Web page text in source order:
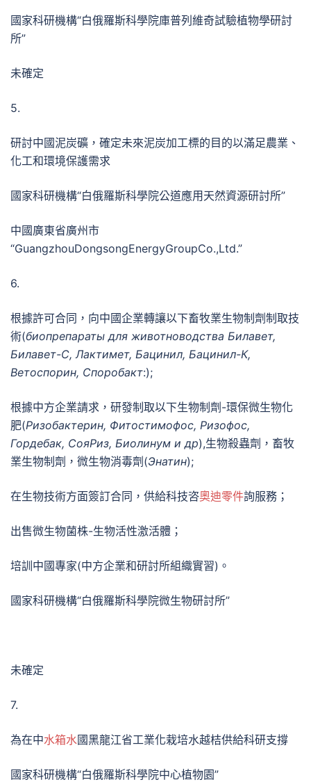
國家科研機構“白俄羅斯科學院庫普列維奇試驗植物學研討
所”
未確定
5.
研討中國泥炭礦，確定未來泥炭加工標的目的以滿足農業、
化工和環境保護需求
國家科研機構“白俄羅斯科學院公道應用天然資源研討所”
中國廣東省廣州市
“GuangzhouDongsongEnergyGroupCo.,Ltd.”
6.
根據許可合同，向中國企業轉讓以下畜牧業生物制劑制取技
術(биопрепараты для животноводства Билавет,
Билавет-С, Лактимет, Бацинил, Бацинил-К,
Ветоспорин, Споробакт:);
根據中方企業請求，研發制取以下生物制劑-環保微生物化
肥(Ризобактерин, Фитостимофос, Ризофос,
Гордебак, СояРиз, Биолинум и др),生物殺蟲劑，畜牧
業生物制劑，微生物消毒劑(Энатин);
在生物技術方面簽訂合同，供給科技咨奧迪零件詢服務；
出售微生物菌株-生物活性激活體；
培訓中國專家(中方企業和研討所組織實習)。
國家科研機構“白俄羅斯科學院微生物研討所”
未確定
7.
為在中水箱水國黑龍江省工業化栽培水越桔供給科研支撐
國家科研機構“白俄羅斯科學院中心植物園”